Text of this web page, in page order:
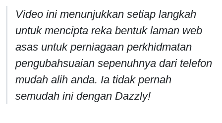
Video ini menunjukkan setiap langkah
untuk mencipta reka bentuk laman web
asas untuk perniagaan perkhidmatan
pengubahsuaian sepenuhnya dari telefon
mudah alih anda. Ia tidak pernah
semudah ini dengan Dazzly!